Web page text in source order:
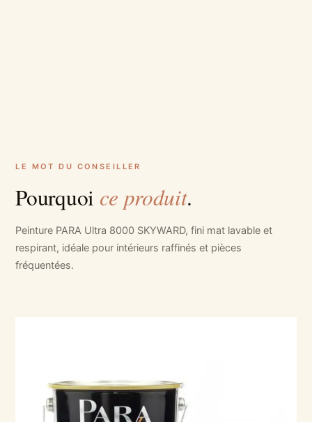
LE MOT DU CONSEILLER
Pourquoi ce produit.
Peinture PARA Ultra 8000 SKYWARD, fini mat lavable et
respirant, idéale pour intérieurs raffinés et pièces
fréquentées.